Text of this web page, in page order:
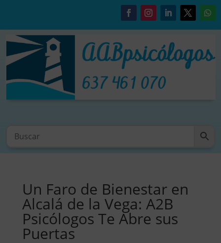
Un Faro de Bienestar en
Alcalá de la Vega: A2B
Psicólogos Te Abre sus
Puertas